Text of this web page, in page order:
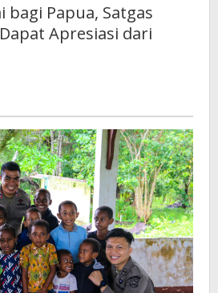
Papua,
Satgas
dari
Tokoh
Agama
bagi Papua, Satgas
Apresiasi dari